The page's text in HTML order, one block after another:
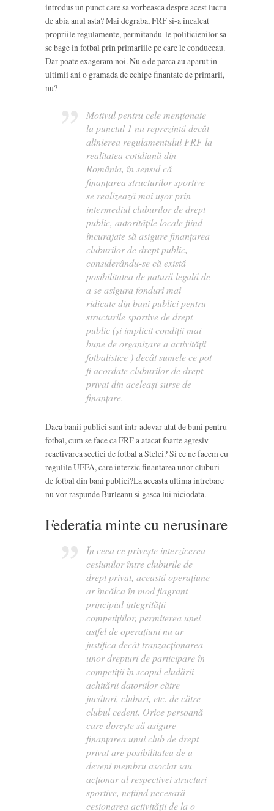
introdus un punct care sa vorbeasca despre acest lucru
de abia anul asta? Mai degraba, FRF si-a incalcat
propriile regulamente, permitandu-le politicienilor sa
se bage in fotbal prin primariile pe care le conduceau.
Dar poate exageram noi. Nu e de parca au aparut in
ultimii ani o gramada de echipe finantate de primarii,
nu?
Motivul pentru cele menţionate
la punctul 1 nu reprezintă decât
alinierea regulamentului FRF la
realitatea cotidiană din
România, în sensul că
finanţarea structurilor sportive
se realizează mai uşor prin
intermediul cluburilor de drept
public, autorităţile locale fiind
încurajate să asigure finanţarea
cluburilor de drept public,
considerându-se că există
posibilitatea de natură legală de
a se asigura fonduri mai
ridicate din bani publici pentru
structurile sportive de drept
public (şi implicit condiţii mai
bune de organizare a activităţii
fotbalistice ) decât sumele ce pot
fi acordate cluburilor de drept
privat din aceleaşi surse de
finanţare.
Daca banii publici sunt intr-adevar atat de buni pentru
fotbal, cum se face ca FRF a atacat foarte agresiv
reactivarea sectiei de fotbal a Stelei? Si ce ne facem cu
regulile UEFA, care interzic finantarea unor cluburi
de fotbal din bani publici?La aceasta ultima intrebare
nu vor raspunde Burleanu si gasca lui niciodata.
Federatia minte cu nerusinare
În ceea ce priveşte interzicerea
cesiunilor între cluburile de
drept privat, această operaţiune
ar încălca în mod flagrant
principiul integrităţii
competiţiilor, permiterea unei
astfel de operaţiuni nu ar
justifica decât tranzacţionarea
unor drepturi de participare în
competiţii în scopul eludării
achitării datoriilor către
jucători, cluburi, etc. de către
clubul cedent. Orice persoană
care doreşte să asigure
finanţarea unui club de drept
privat are posibilitatea de a
deveni membru asociat sau
acţionar al respectivei structuri
sportive, nefiind necesară
cesionarea activităţii de la o